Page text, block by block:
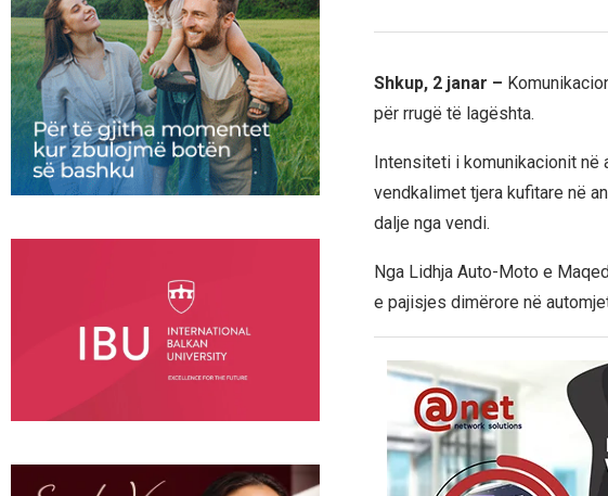
Shkup, 2 janar –
për rrugë të lagështa.
Intensiteti i komunikacionit në
vendkalimet tjera kufitare në
dalje nga vendi.
Nga Lidhja Auto-Moto e
e pajisjes dimërore në